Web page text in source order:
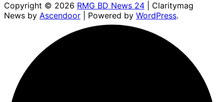
Copyright © 2026 RMG BD News 24 | Claritymag
News by Ascendoor | Powered by WordPress.